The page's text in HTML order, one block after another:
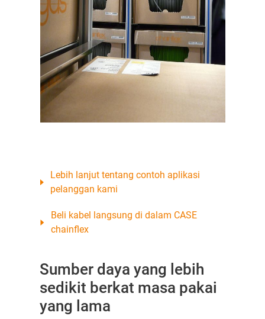
Lebih lanjut tentang contoh aplikasi
pelanggan kami
Beli kabel langsung di dalam CASE
chainflex
Sumber daya yang lebih
sedikit berkat masa pakai
yang lama